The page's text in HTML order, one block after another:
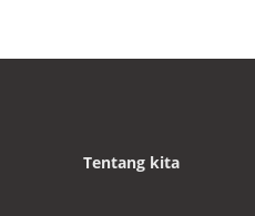
Tentang kita